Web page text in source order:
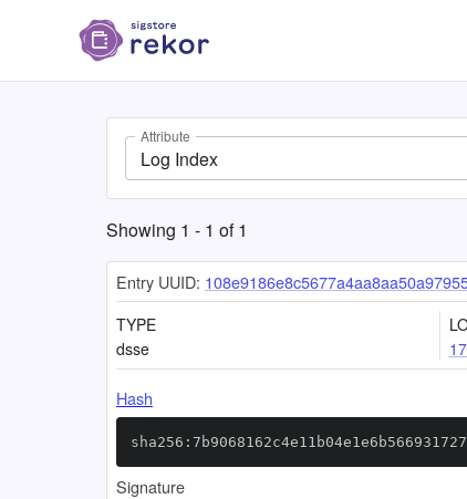
Attribute
Log Index
Showing 1 - 1 of1
Entry UUID:
TYPE
dsse
Hash
Signature